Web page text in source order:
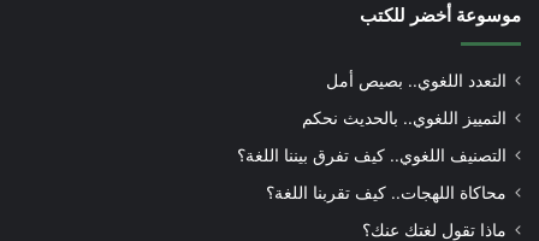
موسوعة أخضر للكتب
التعدد اللغوي.. بصيص أمل
التمييز اللغوي.. بالحديث نحكم
التصنيف اللغوي.. كيف تفرق بيننا اللغة؟
محاكاة اللهجات.. كيف تقربنا اللغة؟
ماذا تقول لغتك عنك؟